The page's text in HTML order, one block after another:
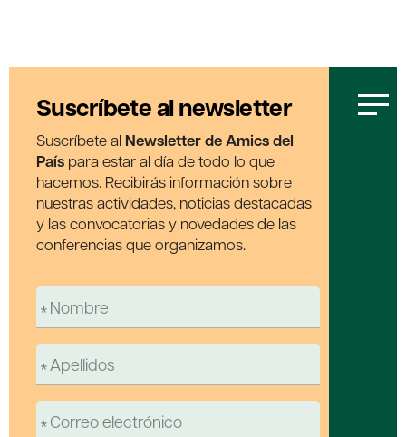
Suscríbete al newsletter
Suscríbete al Newsletter de Amics del
País para estar al día de todo lo que
hacemos. Recibirás información sobre
nuestras actividades, noticias destacadas
y las convocatorias y novedades de las
conferencias que organizamos.